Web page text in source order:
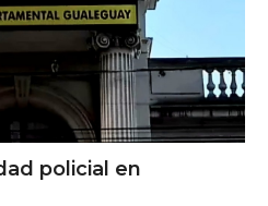
policial en